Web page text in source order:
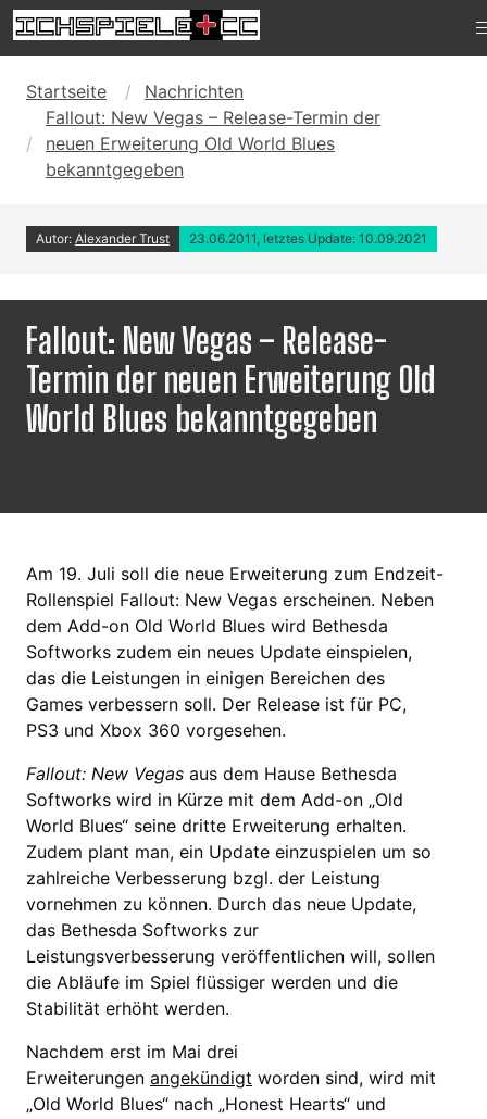
Startseite
Nachrichten
Fallout: New Vegas – Release-Termin der
neuen Erweiterung Old World Blues
bekanntgegeben
Autor: Alexander Trust 23.06.2011, letztes Update: 10.09.2021
Fallout: New Vegas – Release-
Termin der neuen Erweiterung Old
World Blues bekanntgegeben
Am 19. Juli soll die neue Erweiterung zum Endzeit-
Rollenspiel Fallout: New Vegas erscheinen. Neben
dem Add-on Old World Blues wird Bethesda
Softworks zudem ein neues Update einspielen,
das die Leistungen in einigen Bereichen des
Games verbessern soll. Der Release ist für PC,
PS3 und Xbox 360 vorgesehen.
Fallout: New Vegas aus dem Hause Bethesda
Softworks wird in Kürze mit dem Add-on „Old
World Blues“ seine dritte Erweiterung erhalten.
Zudem plant man, ein Update einzuspielen um so
zahlreiche Verbesserung bzgl. der Leistung
vornehmen zu können. Durch das neue Update,
das Bethesda Softworks zur
Leistungsverbesserung veröffentlichen will, sollen
die Abläufe im Spiel flüssiger werden und die
Stabilität erhöht werden.
Nachdem erst im Mai drei
Erweiterungen angekündigt worden sind, wird mit
„Old World Blues“ nach „Honest Hearts“ und